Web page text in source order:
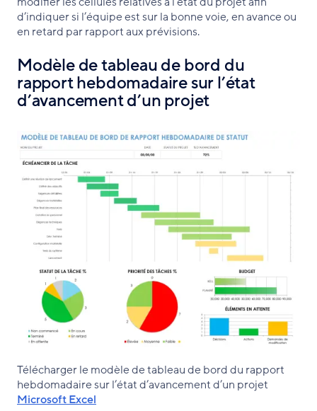
d’indiquer si l’équipe est sur la bonne voie, en avance ou
en retard par rapport aux prévisions.
Modèle de tableau de bord du
rapport hebdomadaire sur l’état
d’avancement d’un projet
Télécharger le modèle de tableau de bord du rapport
hebdomadaire sur l’état d’avancement d’un projet
Microsoft Excel